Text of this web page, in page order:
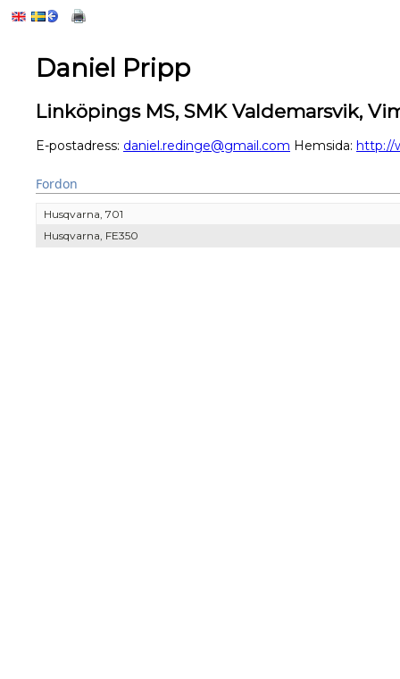
Daniel Pripp
Linköpings MS, SMK Valdemarsvik,
E-postadress: daniel.redinge@gmail.com Hemsida: http://
Fordon
Husqvarna, 701
Husqvarna, FE350